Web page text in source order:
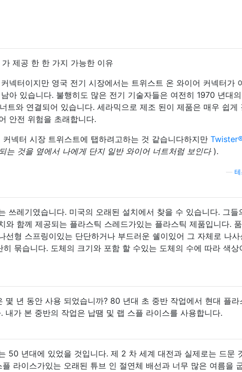
가 제공 한 한 가지 가능한 이유
넥터이지만 영국 전기 시장에서는 트위스트 온 와이어 커넥터가
아 있습니다. 불행히도 많은 전기 기술자들은 여전히 ​​1970 년대
트와 연결되어 있습니다. 세라믹으로 제조 된이 제품은 매우 쉽게
안전 위험을 초래합니다.
넥터 시장 트위스트에 탭하려고하는 것 같습니다하지만
는 것을 옆에서 나에게 단지 일반 와이어 너트처럼 보인다).
테
쓰레기였습니다. 미국의 오래된 설치에서 찾을 수 있습니다. 그들
와 함께 제공되는 플라스틱 스레드가있는 플라스틱 제품입니다.
선형 스프링이있는 단단하거나 부드러운 쉘이있어 그 자체로 나사
히 묶습니다. 도체의 크기와 포함 할 수있는 도체의 수에 따라 색상
몇 년 동안 사용 되었습니까? 80 년대 초 중반 작업에서 현대 플라
내가 본 중반의 작업은 납땜 및 랩 스플 라이스를 사용합니다.
50 년대에 있었을 것입니다. 제 2 차 세계 대전과 실제로는 드문
라이스가있는 오래된 튜브 인 절연체 배선과 너무 많은 여름을